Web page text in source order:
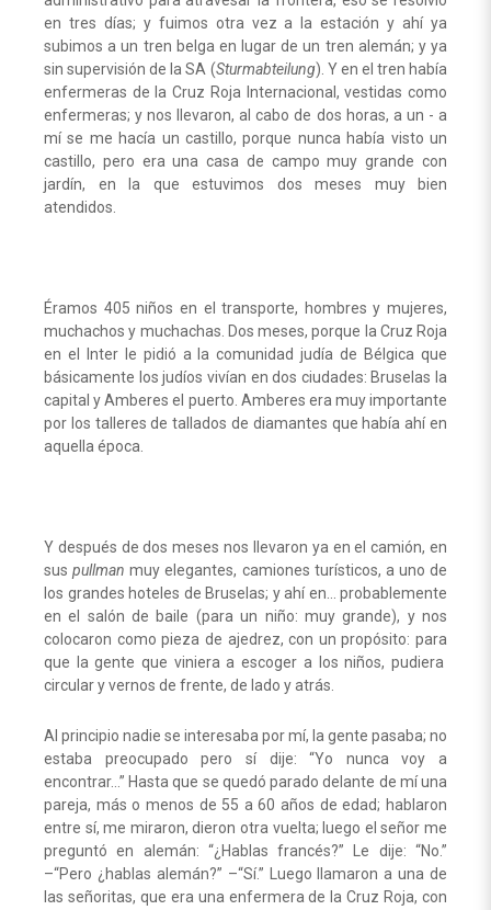
en tres días; y fuimos otra vez a la estación y ahí ya
subimos a un tren belga en lugar de un tren alemán; y ya
sin supervisión de la SA (Sturmabteilung). Y en el tren había
enfermeras de la Cruz Roja Internacional, vestidas como
enfermeras; y nos llevaron, al cabo de dos horas, a un - a
mí se me hacía un castillo, porque nunca había visto un
castillo, pero era una casa de campo muy grande con
jardín, en la que estuvimos dos meses muy bien
atendidos.
Éramos 405 niños en el transporte, hombres y mujeres,
muchachos y muchachas. Dos meses, porque la Cruz Roja
en el Inter le pidió a la comunidad judía de Bélgica que
básicamente los judíos vivían en dos ciudades: Bruselas la
capital y Amberes el puerto. Amberes era muy importante
por los talleres de tallados de diamantes que había ahí en
aquella época.
Y después de dos meses nos llevaron ya en el camión, en
suspullman muy elegantes, camiones turísticos, a uno de
los grandes hoteles de Bruselas; y ahí en… probablemente
en el salón de baile (para un niño: muy grande), y nos
colocaron como pieza de ajedrez, con un propósito: para
que la gente que viniera a escoger a los niños, pudiera
circular y vernos de frente, de lado y atrás.
Al principio nadie se interesaba por mí, la gente pasaba; no
estaba preocupado pero sí dije: “Yo nunca voy a
encontrar…” Hasta que se quedó parado delante de mí una
pareja, más o menos de 55 a 60 años de edad; hablaron
entre sí, me miraron, dieron otra vuelta; luego el señor me
preguntó en alemán: “¿Hablas francés?” Le dije: “No.”
–“Pero ¿hablas alemán?” –“Sí.” Luego llamaron a una de
las señoritas, que era una enfermera de la Cruz Roja, con